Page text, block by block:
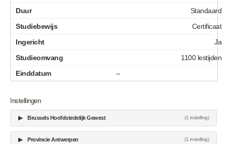
Standaard
Certificaat
Ja
1100 lestijden
--
Instellingen
▶ Brussels Hoofdstedelijk Gewest (1 instelling)
▶ Provincie Antwerpen (1 instelling)